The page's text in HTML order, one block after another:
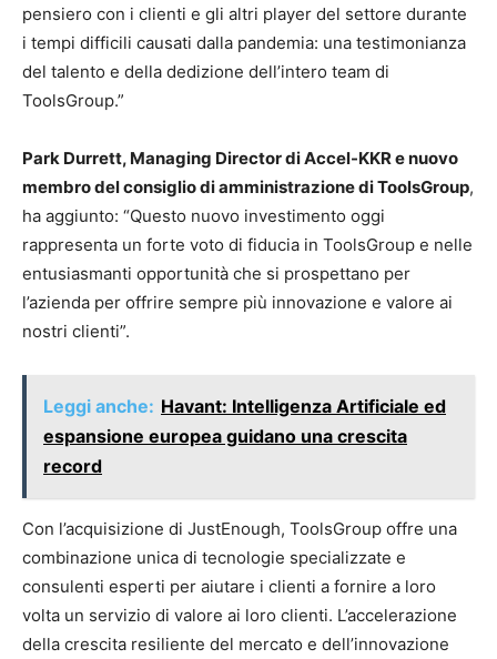
pensiero con i clienti e gli altri player del settore durante
i tempi difficili causati dalla pandemia: una testimonianza
del talento e della dedizione dell’intero team di
ToolsGroup.”
Park Durrett, Managing Director di Accel-KKR e nuovo
membro del consiglio di amministrazione di ToolsGroup,
ha aggiunto: “Questo nuovo investimento oggi
rappresenta un forte voto di fiducia in ToolsGroup e nelle
entusiasmanti opportunità che si prospettano per
l’azienda per offrire sempre più innovazione e valore ai
nostri clienti”.
Leggi anche: Havant: Intelligenza Artificiale ed
espansione europea guidano una crescita
record
Con l’acquisizione di JustEnough, ToolsGroup offre una
combinazione unica di tecnologie specializzate e
consulenti esperti per aiutare i clienti a fornire a loro
volta un servizio di valore ai loro clienti. L’accelerazione
della crescita resiliente del mercato e dell’innovazione